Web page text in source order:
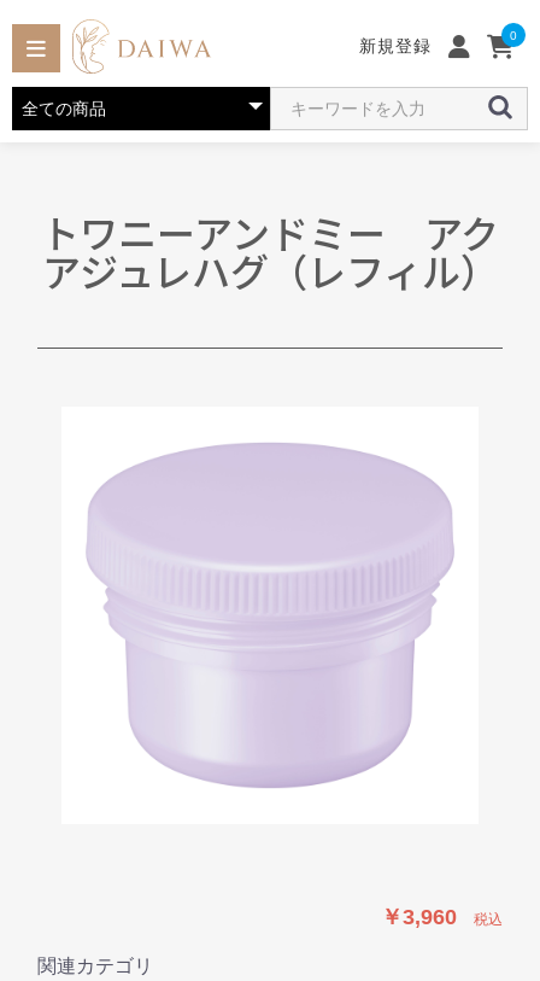
新規登録
0
トワニーアンドミー アク
アジュレハグ（レフィル）
￥3,960 税込
関連カテゴリ